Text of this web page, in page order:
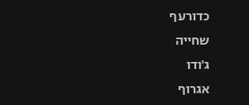
כדורעף
שחייה
ג'ודו
אגרוף